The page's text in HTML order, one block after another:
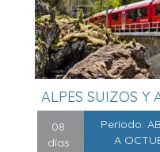
ALPES SUIZOS Y
08
días
Período:
A